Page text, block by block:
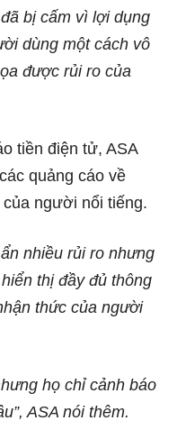
bị cấm vì lợi dụng
dùng một cách vô
được rủi ro của
tiền điện tử, ASA
quảng cáo về
người nổi tiếng.
nhiều rủi ro nhưng
thị đầy đủ thông
thức của người
họ chỉ cảnh báo
ASA nói thêm.